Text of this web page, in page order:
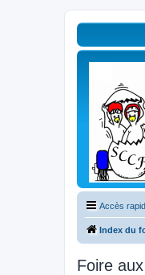
Accès
Index du
Foire